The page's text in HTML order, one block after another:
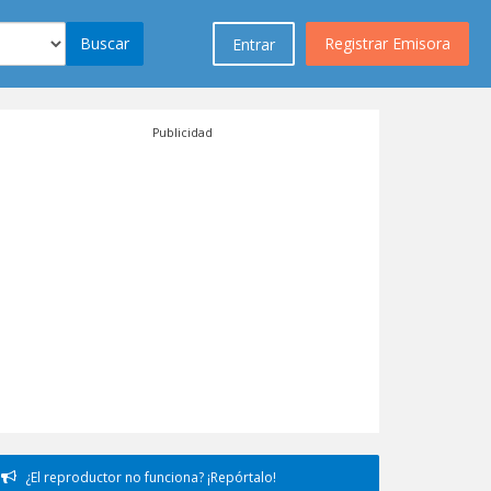
Registrar Emisora
Entrar
Buscar
Publicidad
¿El reproductor no funciona? ¡Repórtalo!